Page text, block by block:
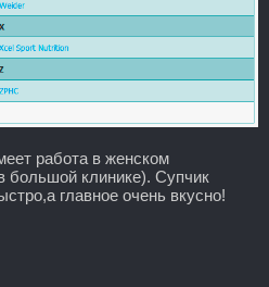
работа в женском
большой клинике). Супчик
главное очень вкусно!